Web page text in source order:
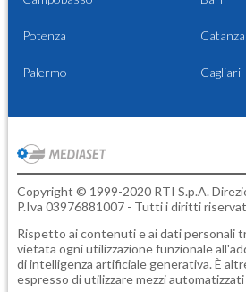
Potenza
Palermo Cagliari
Copyright © 1999-2020 RTI S.p.A.
P.Iva 03976881007 - Tutti i diritti
Rispetto ai contenuti e ai dati personali
vietata ogni utilizzazione funzionale
di intelligenza artificiale generativa. È
espresso di utilizzare mezzi